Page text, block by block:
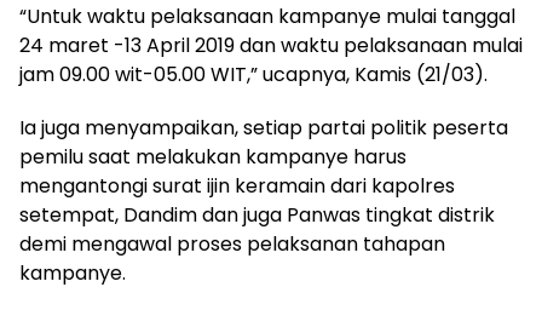
“Untuk waktu pelaksanaan kampanye mulai tanggal
24 maret -13 April 2019 dan waktu pelaksanaan mulai
jam 09.00 wit-05.00 WIT,” ucapnya, Kamis (21/03).
Ia juga menyampaikan, setiap partai politik peserta
pemilu saat melakukan kampanye harus
mengantongi surat ijin keramain dari kapolres
setempat, Dandim dan juga Panwas tingkat distrik
demi mengawal proses pelaksanan tahapan
kampanye.